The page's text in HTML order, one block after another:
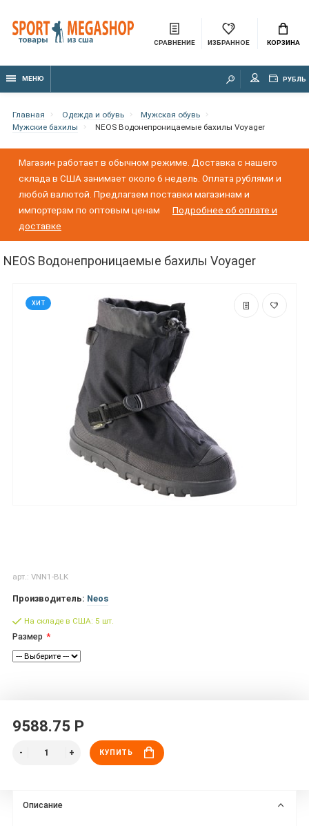
СРАВНЕНИЕ ИЗБРАННОЕ КОРЗИНА
МЕНЮ РУБЛЬ
Главная Одежда и обувь
Мужская обувь
Мужские бахилы
NEOS Водонепроницаемые бахилы Voyager
Магазин работает в обычном режиме. Доставка с нашего
склада в США занимает около 6 недель. Оплата рублями и
любой валютой. Предлагаем поставки магазинам и
импортерам по оптовым ценам
Подробнее об оплате и
доставке
NEOS Водонепроницаемые бахилы Voyager
ХИТ
арт.: VNN1-BLK
Производитель: Neos
На складе в США: 5 шт.
Размер
9588.75 Р
КУПИТЬ
Описание